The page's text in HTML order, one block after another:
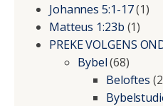
Johannes 5:1-17(1)
Matteus 1:23b (1)
PREKE VOLGENS
Bybel(68)
Beloftes